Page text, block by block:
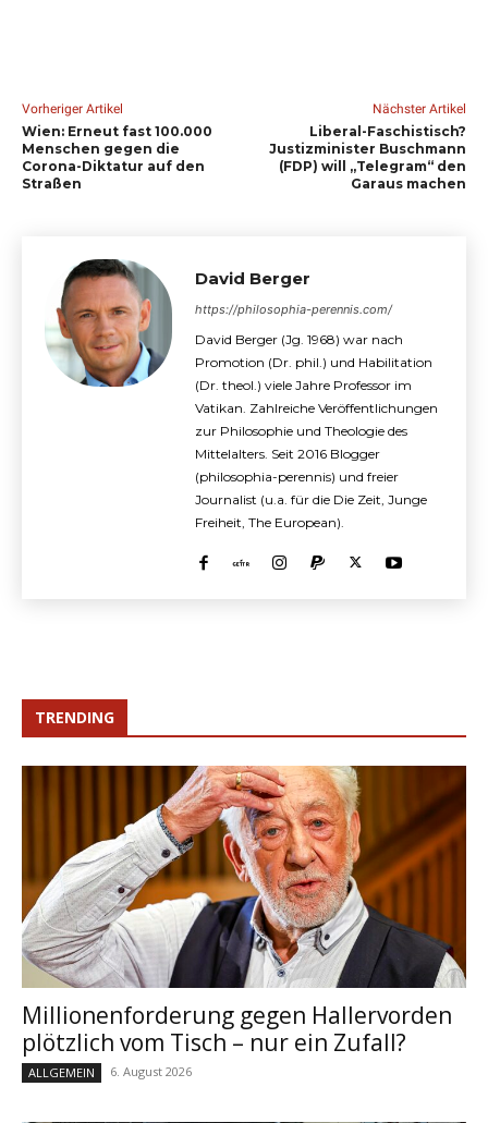
Vorheriger Artikel
Wien: Erneut fast 100.000
Menschen gegen die
Corona-Diktatur auf den
Straßen
Nächster Artikel
Liberal-Faschistisch?
Justizminister Buschmann
(FDP) will „Telegram“ den
Garaus machen
David Berger
https://philosophia-perennis.com/
David Berger (Jg. 1968) war nach
Promotion (Dr. phil.) und Habilitation
(Dr. theol.) viele Jahre Professor im
Vatikan. Zahlreiche Veröffentlichungen
zur Philosophie und Theologie des
Mittelalters. Seit 2016 Blogger
(philosophia-perennis) und freier
Journalist (u.a. für die Die Zeit, Junge
Freiheit, The European).
TRENDING
Millionenforderung gegen Hallervorden
plötzlich vom Tisch – nur ein Zufall?
ALLGEMEIN 6. August 2026